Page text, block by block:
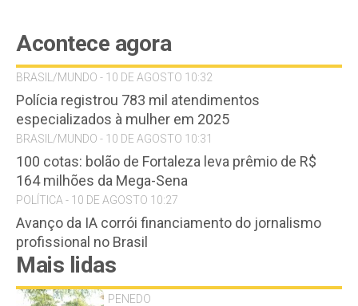
Acontece agora
BRASIL/MUNDO - 10 DE AGOSTO 10:32
Polícia registrou 783 mil atendimentos
especializados à mulher em 2025
BRASIL/MUNDO - 10 DE AGOSTO 10:31
100 cotas: bolão de Fortaleza leva prêmio de R$
164 milhões da Mega-Sena
POLÍTICA - 10 DE AGOSTO 10:27
Avanço da IA corrói financiamento do jornalismo
profissional no Brasil
Mais lidas
PENEDO